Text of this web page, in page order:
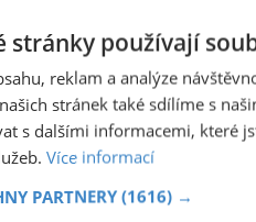
nejen plný přístup
slevy na knihy a
pouhých69 Kč
ještě výhodněji,
stránky používají
reklam a analýze
stránek také sdílíme s
s dalšími informacemi, které
Více informací
PARTNERY (1616) →